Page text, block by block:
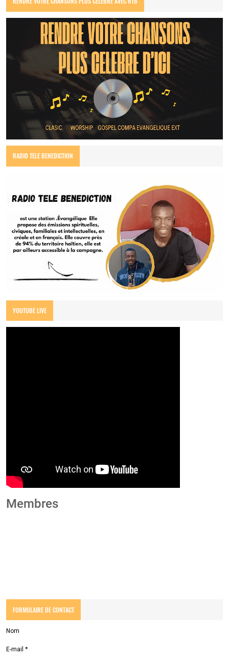
RADIO TELE BENEDICTION
YOUTUBE LIVE
Membres
FORMULAIRE DE CONTACT
Nom
E-mail *